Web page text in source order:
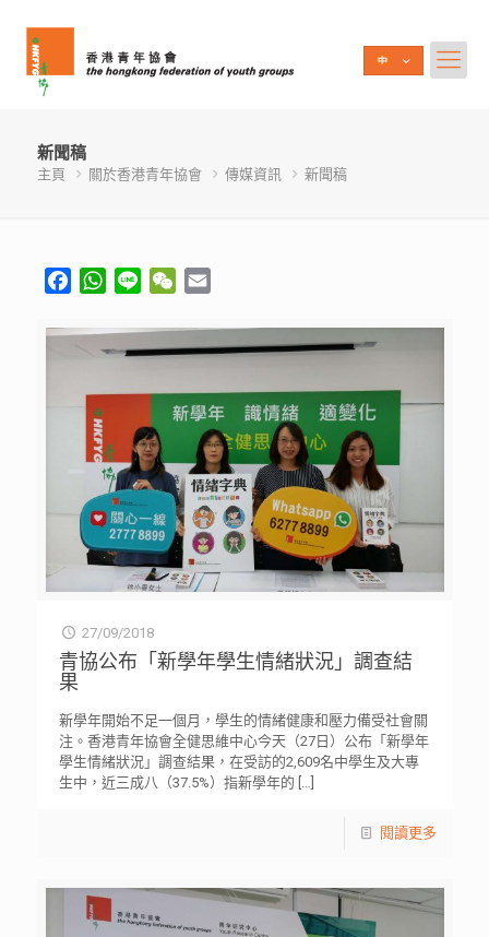
新聞稿
主頁 關於香港青年協會 傳媒資訊 新聞稿
FacebookWhatsApp
Line WeChat
27/09/2018
青協公布「新學年學生情緒狀況」調查結
果
新學年開始不足一個月，學生的情緒健康和壓力備受社會關
注。香港青年協會全健思維中心今天（27日）公布「新學年
學生情緒狀況」調查結果，在受訪的2,609名中學生及大專
生中，近三成八（37.5%）指新學年的 […]
閱讀更多